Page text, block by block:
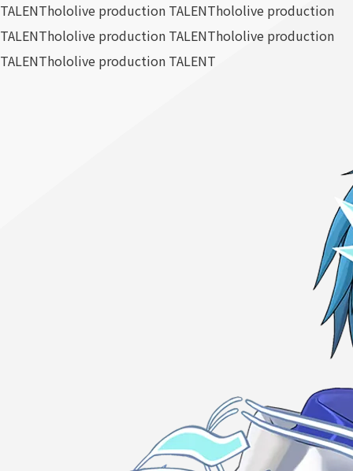
TALENThololive production TALENThololive production
TALENThololive production TALENThololive production
TALENThololive production TALENT